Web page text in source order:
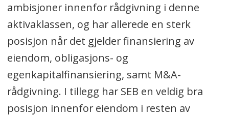
ambisjoner innenfor rådgivning i denne
aktivaklassen, og har allerede en sterk
posisjon når det gjelder finansiering av
eiendom, obligasjons- og
egenkapitalfinansiering, samt M&A-
rådgivning. I tillegg har SEB en veldig bra
posisjon innenfor eiendom i resten av